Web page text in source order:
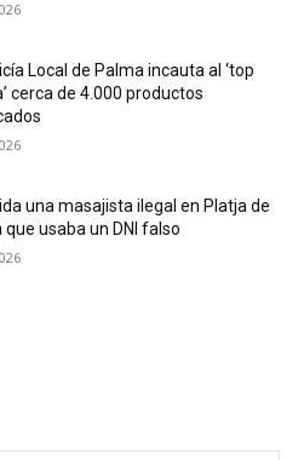
Local de Palma incauta al ‘top
cerca de 4.000 productos
una masajista ilegal en Platja de
que usaba un DNI falso